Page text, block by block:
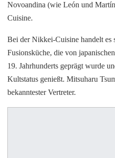
Novoandina (wie León und
Cuisine.
Bei der Nikkei-Cuisine handelt es
Fusionsküche, die von
19. Jahrhunderts geprägt wurde
Kultstatus genießt. Mitsuharu
bekanntester Vertreter.